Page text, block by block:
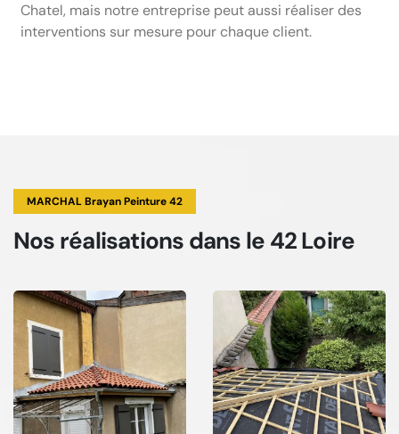
Chatel, mais notre entreprise peut aussi réaliser des
interventions sur mesure pour chaque client.
MARCHAL Brayan Peinture 42
Nos réalisations dans le 42 Loire